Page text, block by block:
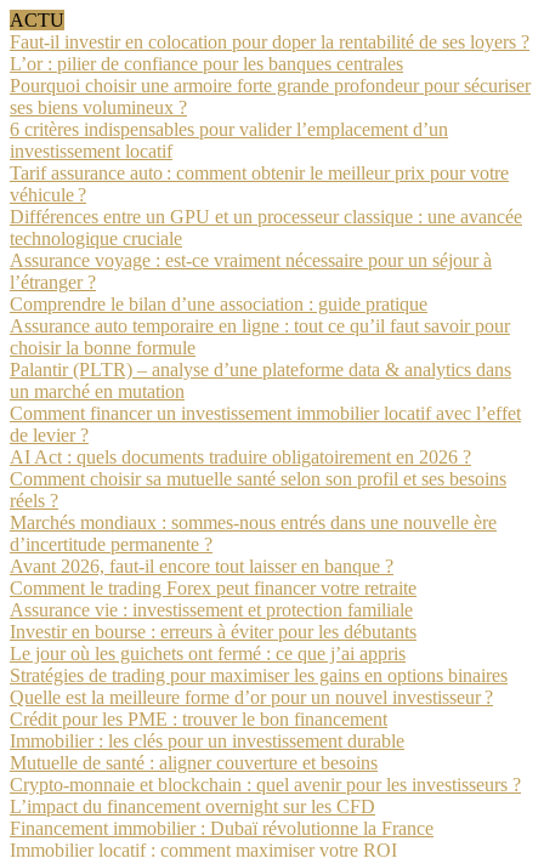
ACTU
Faut-il investir en colocation pour doper la rentabilité de ses loyers ?
L’or : pilier de confiance pour les banques centrales
Pourquoi choisir une armoire forte grande profondeur pour sécuriser
ses biens volumineux ?
6 critères indispensables pour valider l’emplacement d’un
investissement locatif
Tarif assurance auto : comment obtenir le meilleur prix pour votre
véhicule ?
Différences entre un GPU et un processeur classique : une avancée
technologique cruciale
Assurance voyage : est-ce vraiment nécessaire pour un séjour à
l’étranger ?
Comprendre le bilan d’une association : guide pratique
Assurance auto temporaire en ligne : tout ce qu’il faut savoir pour
choisir la bonne formule
Palantir (PLTR) – analyse d’une plateforme data & analytics dans
un marché en mutation
Comment financer un investissement immobilier locatif avec l’effet
de levier ?
AI Act : quels documents traduire obligatoirement en 2026 ?
Comment choisir sa mutuelle santé selon son profil et ses besoins
réels ?
Marchés mondiaux : sommes-nous entrés dans une nouvelle ère
d’incertitude permanente ?
Avant 2026, faut-il encore tout laisser en banque ?
Comment le trading Forex peut financer votre retraite
Assurance vie : investissement et protection familiale
Investir en bourse : erreurs à éviter pour les débutants
Le jour où les guichets ont fermé : ce que j’ai appris
Stratégies de trading pour maximiser les gains en options binaires
Quelle est la meilleure forme d’or pour un nouvel investisseur ?
Crédit pour les PME : trouver le bon financement
Immobilier : les clés pour un investissement durable
Mutuelle de santé : aligner couverture et besoins
Crypto-monnaie et blockchain : quel avenir pour les investisseurs ?
L’impact du financement overnight sur les CFD
Financement immobilier : Dubaï révolutionne la France
Immobilier locatif : comment maximiser votre ROI